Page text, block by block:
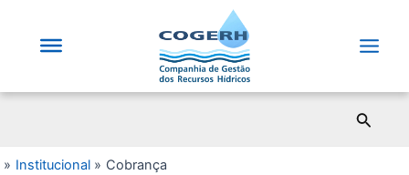
Institucional Cobrança